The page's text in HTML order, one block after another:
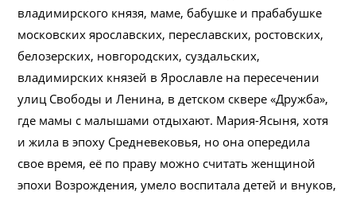
владимирского князя, маме, бабушке и прабабушке
московских ярославских, переславских, ростовских,
белозерских, новгородских, суздальских,
владимирских князей в Ярославле на пересечении
улиц Свободы и Ленина, в детском сквере «Дружба»,
где мамы с малышами отдыхают. Мария-Ясыня, хотя
и жила в эпоху Средневековья, но она опередила
свое время, её по праву можно считать женщиной
эпохи Возрождения, умело воспитала детей и внуков,